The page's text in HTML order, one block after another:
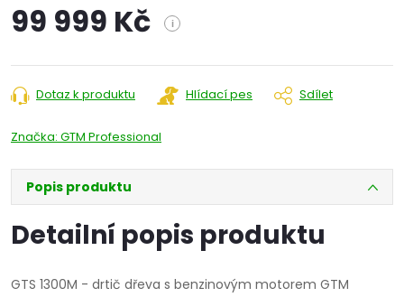
99 999 Kč i
cena:
Dotaz k produktu Hlídací pes Sdílet
Značka: GTM Professional
Popis produktu
Detailní popis produktu
GTS 1300M - drtič dřeva s benzinovým motorem GTM